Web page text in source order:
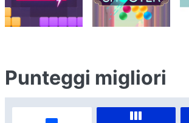
Punteggi migliori